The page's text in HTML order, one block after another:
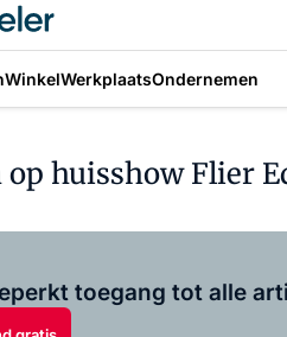
WinkelWerkplaatsOndernemen
huisshow Flier
toegang tot alle